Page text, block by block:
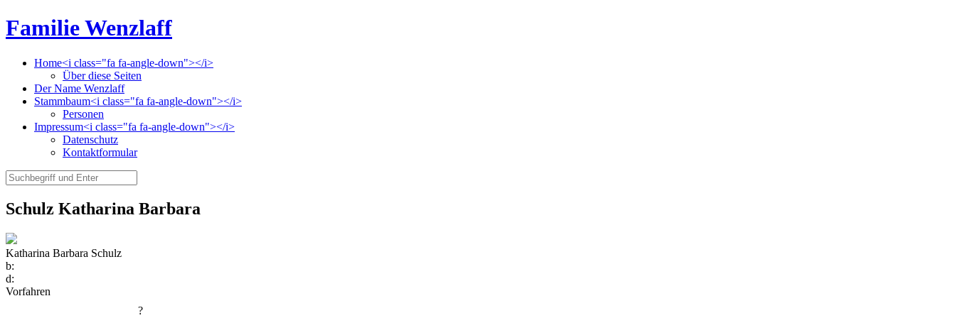
Familie Wenzlaff
Home<i class="fa fa-angle-down"></i>
Über diese Seiten
Der Name Wenzlaff
Stammbaum<i class="fa fa-angle-down"></i>
Personen
Impressum<i class="fa fa-angle-down"></i>
Datenschutz
Kontaktformular
Schulz Katharina Barbara
Katharina Barbara Schulz
b:
d:
Vorfahren
?